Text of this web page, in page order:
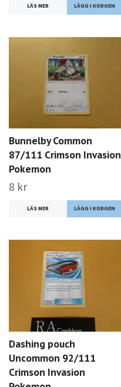
LÄS MER
Bunnelby Common
87/111 Crimson Invasion
Pokemon
8 kr
LÄS MER
Dashing pouch
Uncommon 92/111
Crimson Invasion